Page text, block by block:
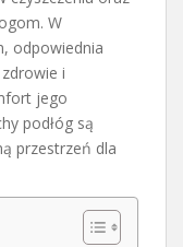
W
odpowiednia
i
jego
podłóg są
przestrzeń dla